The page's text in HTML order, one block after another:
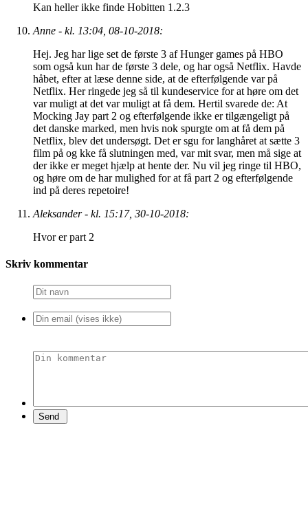
Kan heller ikke finde Hobitten 1.2.3
Anne - kl. 13:04, 08-10-2018:
Hej. Jeg har lige set de første 3 af Hunger games på HBO
som også kun har de første 3 dele, og har også Netflix. Havde
håbet, efter at læse denne side, at de efterfølgende var på
Netflix. Her ringede jeg så til kundeservice for at høre om det
var muligt at det var muligt at få dem. Hertil svarede de: At
Mocking Jay part 2 og efterfølgende ikke er tilgængeligt på
det danske marked, men hvis nok spurgte om at få dem på
Netflix, blev det undersøgt. Det er sgu for langhåret at sætte 3
film på og kke få slutningen med, var mit svar, men må sige at
der ikke er meget hjælp at hente der. Nu vil jeg ringe til HBO,
og høre om de har mulighed for at få part 2 og efterfølgende
ind på deres repetoire!
Aleksander - kl. 15:17, 30-10-2018:
Hvor er part 2
Skriv kommentar